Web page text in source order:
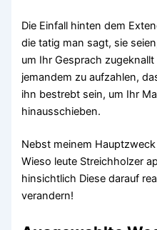
Die Einfall hinten dem
die tatig man sagt, sie
um Ihr Gesprach
jemandem zu aufzahlen,
ihn bestrebt sein, um Ihr
hinausschieben.
Nebst meinem
Wieso leute Streichholzer
hinsichtlich Diese darauf
verandern!